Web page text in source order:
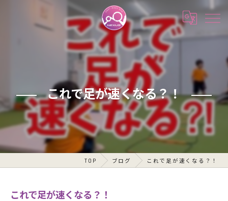
これで足が速くなる？！
TOP ブログ これで足が速くなる？！
これで足が速くなる？！